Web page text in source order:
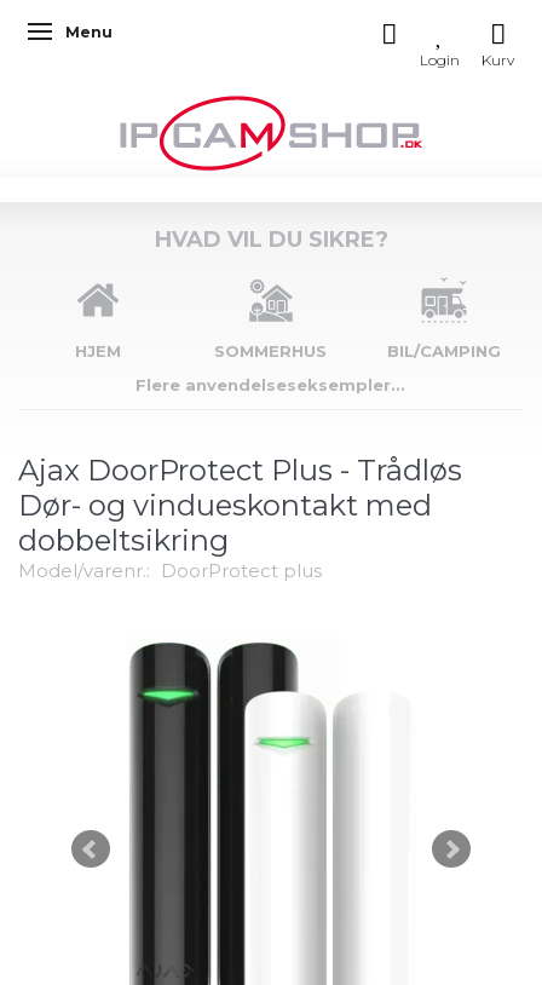
Skifte navigation
Menu
HVAD VIL DU SIKRE?
HJEM SOMMERHUS
BIL/CAMPING
Flere anvendelseseksempler...
Ajax DoorProtect Plus - Trådløs
Dør- og vindueskontakt med
dobbeltsikring
Model/varenr.: DoorProtect plus